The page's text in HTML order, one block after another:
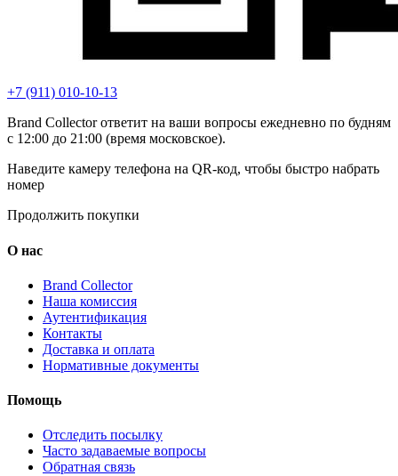
+7 (911) 010-10-13
Brand Collector ответит на ваши вопросы ежедневно по будням
с 12:00 до 21:00 (время московское).
Наведите камеру телефона на QR-код, чтобы быстро набрать
номер
Продолжить покупки
О нас
Brand Collector
Наша комиссия
Аутентификация
Контакты
Доставка и оплата
Нормативные документы
Помощь
Отследить посылку
Часто задаваемые вопросы
Обратная связь